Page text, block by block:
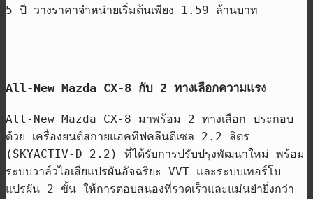
5 ปี วางราคาจำหน่ายเริ่มต้นเพียง 1.59 ล้านบาท
All-New Mazda CX-8 กับ 2 ทางเลือกความแรง
All-New Mazda CX-8 มาพร้อม 2 ทางเลือก ประกอบ
ด้วย เครื่องยนต์สกายแอคทีฟคลีนดีเซล 2.2 ลิตร
(SKYACTIV-D 2.2) ที่ได้รับการปรับปรุงพัฒนาใหม่ พร้อม
ระบบวาล์วไอเสียแปรผันอัจฉริยะ VVT และระบบเทอร์โบ
แปรผัน 2 ขั้น ให้การตอบสนองที่รวดเร็วและแม่นยำยิ่งกว่า